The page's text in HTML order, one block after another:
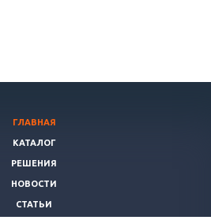
ГЛАВНАЯ
КАТАЛОГ
РЕШЕНИЯ
НОВОСТИ
СТАТЬИ